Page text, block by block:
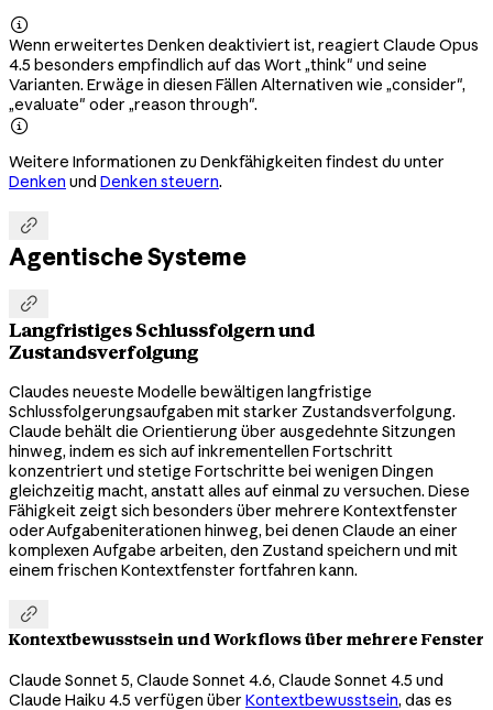

Wenn erweitertes Denken deaktiviert ist, reagiert Claude Opus
4.5 besonders empfindlich auf das Wort „think" und seine
Varianten. Erwäge in diesen Fällen Alternativen wie „consider",
„evaluate" oder „reason through".

Weitere Informationen zu Denkfähigkeiten findest du unter
Denken und Denken steuern.

Agentische Systeme

Langfristiges Schlussfolgern und
Zustandsverfolgung
Claudes neueste Modelle bewältigen langfristige
Schlussfolgerungsaufgaben mit starker Zustandsverfolgung.
Claude behält die Orientierung über ausgedehnte Sitzungen
hinweg, indem es sich auf inkrementellen Fortschritt
konzentriert und stetige Fortschritte bei wenigen Dingen
gleichzeitig macht, anstatt alles auf einmal zu versuchen. Diese
Fähigkeit zeigt sich besonders über mehrere Kontextfenster
oder Aufgabeniterationen hinweg, bei denen Claude an einer
komplexen Aufgabe arbeiten, den Zustand speichern und mit
einem frischen Kontextfenster fortfahren kann.

Kontextbewusstsein und Workflows über mehrere Fenster
Claude Sonnet 5, Claude Sonnet 4.6, Claude Sonnet 4.5 und
Claude Haiku 4.5 verfügen über Kontextbewusstsein, das es